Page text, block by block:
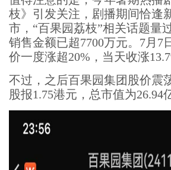
枝》引发关注，剧播期间恰逢
市，“百果园荔枝”相关话题量
销售金额已超7700万元。7月7
价一度涨超20%，当天收涨
不过，之后百果园集团股价震
股报1.75港元，总市值为26.94